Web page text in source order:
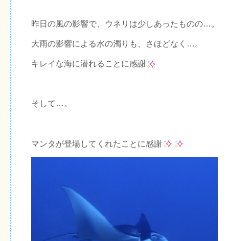
昨日の風の影響で、ウネリは少しあったものの…。
大雨の影響による水の濁りも、さほどなく…。
キレイな海に潜れることに感謝
そして…。
マンタが登場してくれたことに感謝